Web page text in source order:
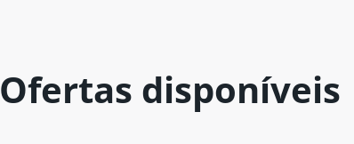
Ofertas disponíveis